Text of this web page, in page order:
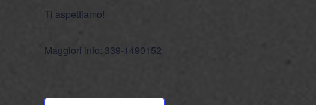
Ti aspettiamo!
Maggiori info: 339-1490152